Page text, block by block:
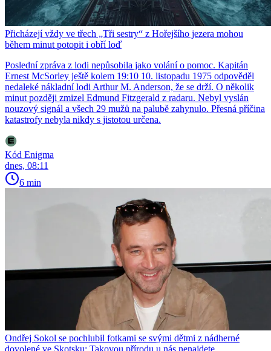
Přicházejí vždy ve třech „Tři sestry“ z Hořejšího jezera mohou
během minut potopit i obří loď
Poslední zpráva z lodi nepůsobila jako volání o pomoc. Kapitán
Ernest McSorley ještě kolem 19:10 10. listopadu 1975 odpověděl
nedaleké nákladní lodi Arthur M. Anderson, že se drží. O několik
minut později zmizel Edmund Fitzgerald z radaru. Nebyl vyslán
nouzový signál a všech 29 mužů na palubě zahynulo. Přesná příčina
katastrofy nebyla nikdy s jistotou určena.
Kód Enigma
dnes, 08:11
6 min
Ondřej Sokol se pochlubil fotkami se svými dětmi z nádherné